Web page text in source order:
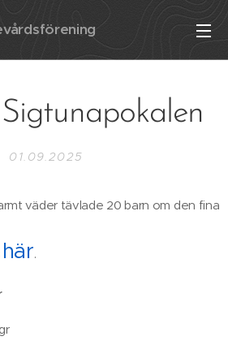
01.09.2025
väder tävlade 20 barn om den fina
här.